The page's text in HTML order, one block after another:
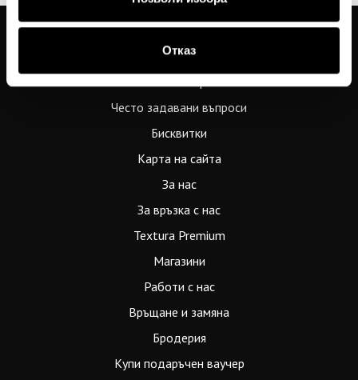
Отказ
Общи условия
Често задавани въпроси
Бисквитки
Карта на сайта
За нас
За връзка с нас
Textura Premium
Магазини
Работи с нас
Връщане и замяна
Бродерия
Купи подаръчен ваучер